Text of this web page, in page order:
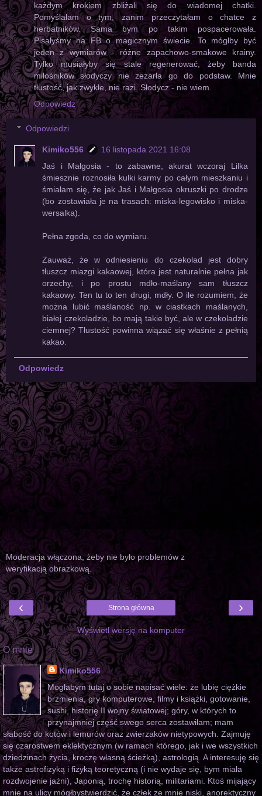
każdym krokiem zbliżali się do wiadomej chatki.
Pomyślałam o tym, zanim przeczytałam o chatce z
herbatników. Sama bym po takim pospacerowała.
Pisałyśmy na FB o magicznym świecie. To mógłby być
jeden z wymiarów - różne zapachowo-smakowe krainy.
Tylko musiałyby się stale regenerować, żeby banda
miłośników słodyczy nie zeżarła go do podstaw. Mnie
tłustość, jak zwykle, nie razi. Słodycz - nie wiem.
Odpowiedz
Odpowiedzi
Kimiko556
16 listopada 2021 16:08
Jaś i Małgosia - to zabawne, akurat wczoraj Lilka
śmiesznie roznosiła kulki karmy po całym mieszkaniu i
śmiałam się, że jak Jaś i Małgosia okruszki po drodze
(bo zostawiała je na trasach: miska-legowisko i miska-
wersalka).
Pełna zgoda, co do wymiaru.
Zauważ, że w odniesieniu do czekolad jest dobry
tłuszcz miazgi kakaowej, która jest naturalnie pełna jak
orzechy, i po prostu mdło-maślany sam tłuszcz
kakaowy. Ten tu to ten drugi, mdły. O ile rozumiem, że
można lubić maślaność np. w ciastkach maślanych,
białej czekoladzie, bo mają takie być, ale w czekoladzie
ciemnej? Tłustość powinna wiązać się właśnie z pełnią
kakao.
Odpowiedz
Moderacja włączona, żeby nie było problemów z
weryfikacją obrazkową.
‹ ›
Strona główna
Wyświetl wersję na komputer
O mnie
Kimiko556
Mogłabym tutaj o sobie napisać wiele: że lubię ciężkie
brzmienia, gry komputerowe, filmy i książki, gotowanie,
sushi, historię II wojny światowej; góry, w których to
przynajmniej część swego serca zostawiłam; mam
słabość do kotów i lemurów oraz zwierzaków nietypowych. Zajmuję
się czarostwem eklektycznym (w ramach którego, jak i we wszystkich
dziedzinach życia, kroczę własną ścieżką), astrologią. A interesuję się
także astrofizyką i fizyką teoretyczną (i nie wydaje się, bym miała
rozdwojenie jaźni), Japonią, trochę historią, militariami. Ktoś mijający
mnie na ulicy mógłbystwierdzić, że człek ze mnie niski, anorektyczny